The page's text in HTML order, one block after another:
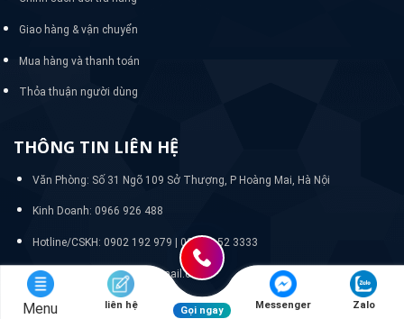
Giao hàng & vận chuyển
Mua hàng và thanh toán
Thỏa thuận người dùng
THÔNG TIN LIÊN HỆ
Văn Phòng: Số 31 Ngõ 109 Sở Thượng, P Hoàng Mai, Hà Nội
Kinh Doanh: 0966 926 488
Hotline/CSKH: 0902 192 979 | 024 33 52 3333
Email: quanlywebnasa@gmail.com
Menu liên hệ Gọi ngay Messenger Zalo